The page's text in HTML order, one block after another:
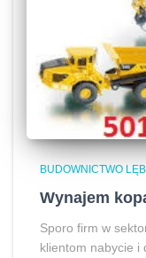
BUDOWNICTWO
Wynajem
Sporo firm w
klientom nabycie i